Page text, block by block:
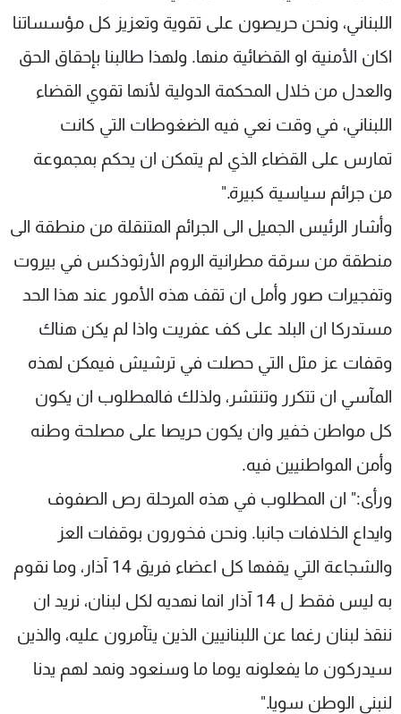
اللبناني، ونحن حريصون على تقوية وتعزيز كل مؤسساتنا
اكان الأمنية او القضائية منها. ولهذا طالبنا بإحقاق الحق
والعدل من خلال المحكمة الدولية لأنها تقوي القضاء
اللبناني، في وقت نعي فيه الضغوطات التي كانت
تمارس على القضاء الذي لم يتمكن ان يحكم بمجموعة
من جرائم سياسية كبيرة."
وأشار الرئيس الجميل الى الجرائم المتنقلة من منطقة الى
منطقة من سرقة مطرانية الروم الأرثوذكس في بيروت
وتفجيرات صور وأمل ان تقف هذه الأمور عند هذا الحد
مستدركا ان البلد على كف عفريت واذا لم يكن هناك
وقفات عز مثل التي حصلت في ترشيش فيمكن لهذه
المآسي ان تتكرر وتنتشر، ولذلك فالمطلوب ان يكون
كل مواطن خفير وان يكون حريصا على مصلحة وطنه
وأمن المواطنيين فيه.
ورأى:" ان المطلوب في هذه المرحلة رص الصفوف
وايداع الخلافات جانبا. ونحن فخورون بوقفات العز
والشجاعة التي يقفها كل اعضاء فريق 14 آذار، وما نقوم
به ليس فقط ل 14 آذار انما نهديه لكل لبنان، نريد ان
ننقذ لبنان رغما عن اللبنانيين الذين يتآمرون عليه، والذين
سيدركون ما يفعلونه يوما ما وسنعود ونمد لهم يدنا
لنبني الوطن سويا."